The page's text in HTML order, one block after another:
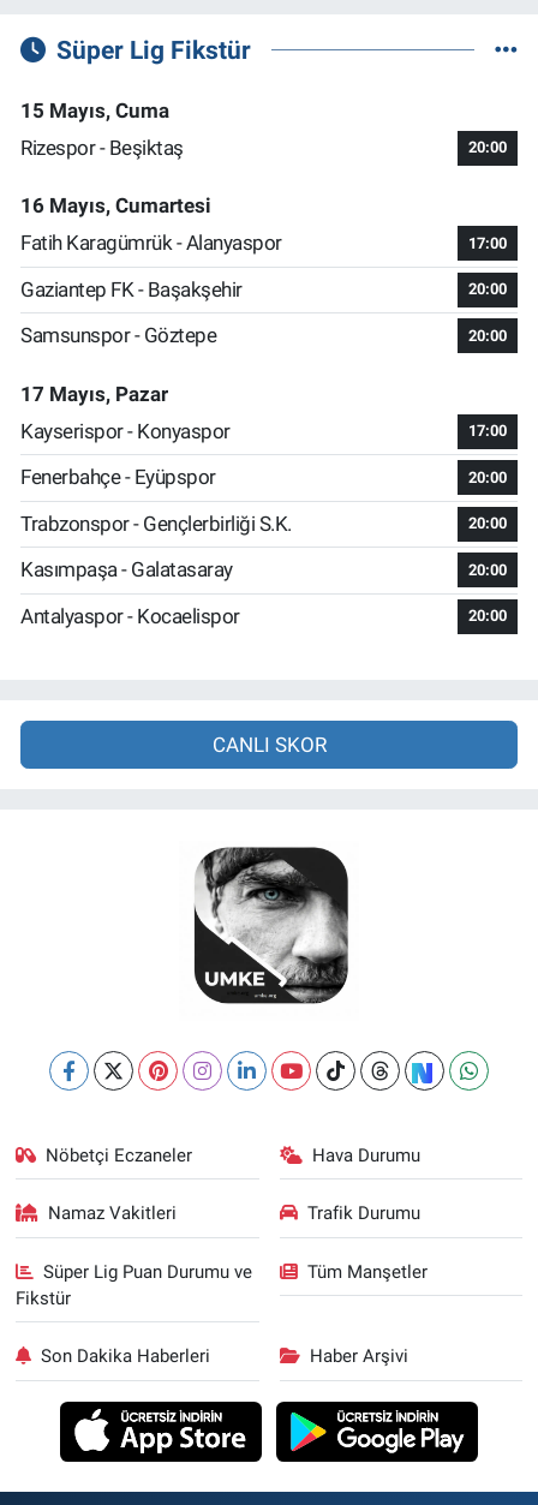
Süper Lig Fikstür
15 Mayıs, Cuma
Rizespor - Beşiktaş
20:00
16 Mayıs, Cumartesi
Fatih Karagümrük - Alanyaspor
17:00
Gaziantep FK - Başakşehir 20:00
Samsunspor - Göztepe 20:00
17 Mayıs, Pazar
Kayserispor - Konyaspor
17:00
Fenerbahçe - Eyüpspor 20:00
Trabzonspor - Gençlerbirliği S.K. 20:00
Kasımpaşa - Galatasaray 20:00
Antalyaspor - Kocaelispor 20:00
CANLI SKOR
Nöbetçi Eczaneler Hava Durumu
Namaz Vakitleri Trafik Durumu
Süper Lig Puan Durumu ve
Fikstür
Tüm Manşetler
Son Dakika Haberleri Haber Arşivi